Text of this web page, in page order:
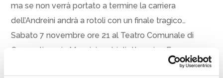
ma se non verrà portato a termine la carriera
dell’Andreini andrà a rotoli con un finale tragico…
Sabato 7 novembre ore 21 al Teatro Comunale di
Cesenatico, via Mazzini 10, biglietto unico Euro 12,
serata a sostegno della raccolta fondi dell’AIL di Forlì-